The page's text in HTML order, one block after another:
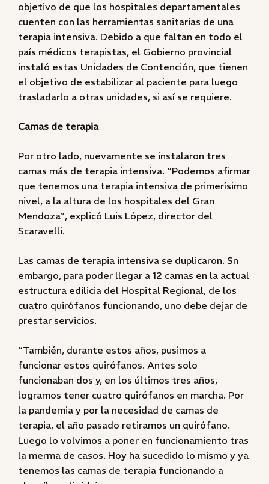
objetivo de que los hospitales departamentales
cuenten con las herramientas sanitarias de una
terapia intensiva. Debido a que faltan en todo el
país médicos terapistas, el Gobierno provincial
instaló estas Unidades de Contención, que tienen
el objetivo de estabilizar al paciente para luego
trasladarlo a otras unidades, si así se requiere.
Camas de terapia
Por otro lado, nuevamente se instalaron tres
camas más de terapia intensiva. “Podemos afirmar
que tenemos una terapia intensiva de primerísimo
nivel, a la altura de los hospitales del Gran
Mendoza”, explicó Luis López, director del
Scaravelli.
Las camas de terapia intensiva se duplicaron. Sn
embargo, para poder llegar a 12 camas en la actual
estructura edilicia del Hospital Regional, de los
cuatro quirófanos funcionando, uno debe dejar de
prestar servicios.
“También, durante estos años, pusimos a
funcionar estos quirófanos. Antes solo
funcionaban dos y, en los últimos tres años,
logramos tener cuatro quirófanos en marcha. Por
la pandemia y por la necesidad de camas de
terapia, el año pasado retiramos un quirófano.
Luego lo volvimos a poner en funcionamiento tras
la merma de casos. Hoy ha sucedido lo mismo y ya
tenemos las camas de terapia funcionando a